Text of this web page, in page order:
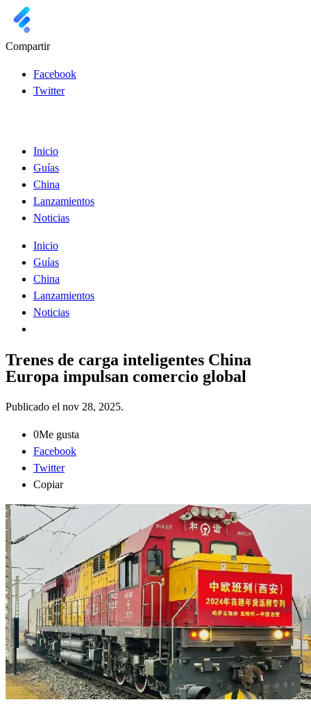
Compartir
Facebook
Twitter
Inicio
Guías
China
Lanzamientos
Noticias
Inicio
Guías
China
Lanzamientos
Noticias
Trenes de carga inteligentes China
Europa impulsan comercio global
Publicado el nov 28, 2025.
0Me gusta
Facebook
Twitter
Copiar